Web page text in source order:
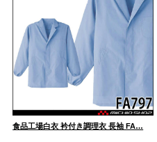
食品工場白衣 衿付き調理衣 長袖 FA…